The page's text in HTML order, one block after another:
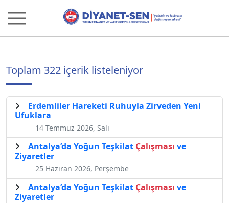
Toplam 322 içerik listeleniyor
Erdemliler Hareketi Ruhuyla Zirveden Yeni
Ufuklara
14 Temmuz 2026, Salı
Antalya’da Yoğun Teşkilat Çalışması ve
Ziyaretler
25 Haziran 2026, Perşembe
Antalya’da Yoğun Teşkilat Çalışması ve
Ziyaretler